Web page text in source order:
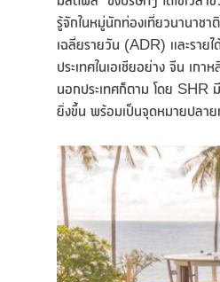
รู้จักในหมู่นักท่องเที่ยวนานาชา
เฉลี่ยรายวัน (ADR) และราย
ประเทศในเอเชียอย่าง จีน เก
นอกประเทศก็ตาม โดย SHR
ยิ่งขึ้น พร้อมเป็นจุดหมายปลาย